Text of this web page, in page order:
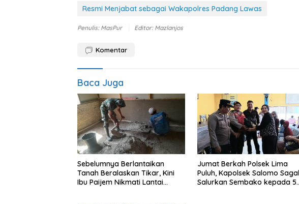
Resmi Menjabat sebagai Wakapolres Padang Lawas
Penulis: MasPur Editor: Mazlanjos
Komentar
Baca Juga
Sebelumnya Berlantaikan
Tanah Beralaskan Tikar, Kini
Ibu Paijem Nikmati Lantai
Jumat Berkah Polsek Lima
Puluh, Kapolsek Salomo
Salurkan Sembako kepada